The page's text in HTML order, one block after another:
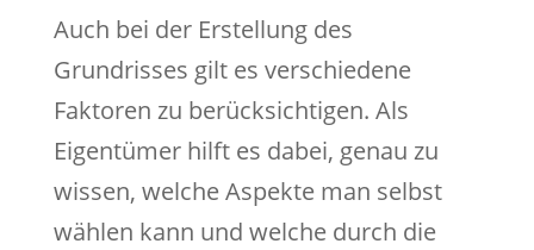
Auch bei der Erstellung des
Grundrisses gilt es verschiedene
Faktoren zu berücksichtigen. Als
Eigentümer hilft es dabei, genau zu
wissen, welche Aspekte man selbst
wählen kann und welche durch die